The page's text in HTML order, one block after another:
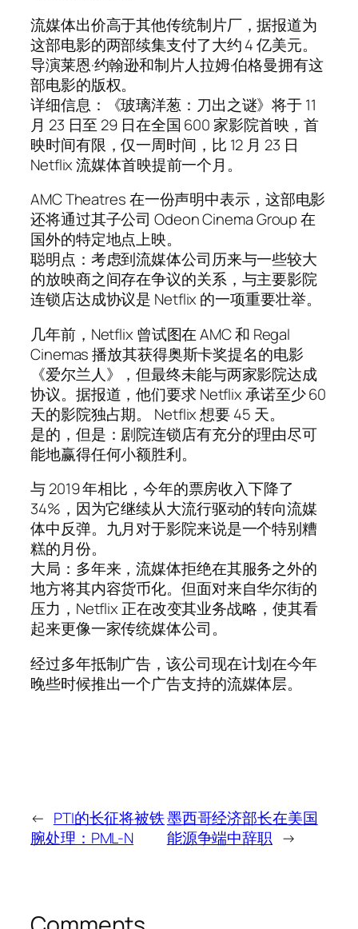
流媒体出价高于其他传统制片厂，据报道为
这部电影的两部续集支付了大约 4 亿美元。
导演莱恩·约翰逊和制片人拉姆·伯格曼拥有这
部电影的版权。
详细信息：《玻璃洋葱：刀出之谜》将于 11
月 23 日至 29 日在全国 600 家影院首映，首
映时间有限，仅一周时间，比 12 月 23 日
Netflix 流媒体首映提前一个月。
AMC Theatres 在一份声明中表示，这部电影
还将通过其子公司 Odeon Cinema Group 在
国外的特定地点上映。
聪明点：考虑到流媒体公司历来与一些较大
的放映商之间存在争议的关系，与主要影院
连锁店达成协议是 Netflix 的一项重要壮举。
几年前，Netflix 曾试图在 AMC 和 Regal
Cinemas 播放其获得奥斯卡奖提名的电影
《爱尔兰人》，但最终未能与两家影院达成
协议。据报道，他们要求 Netflix 承诺至少 60
天的影院独占期。 Netflix 想要 45 天。
是的，但是：剧院连锁店有充分的理由尽可
能地赢得任何小额胜利。
与 2019 年相比，今年的票房收入下降了
34%，因为它继续从大流行驱动的转向流媒
体中反弹。九月对于影院来说是一个特别糟
糕的月份。
大局：多年来，流媒体拒绝在其服务之外的
地方将其内容货币化。但面对来自华尔街的
压力，Netflix 正在改变其业务战略，使其看
起来更像一家传统媒体公司。
经过多年抵制广告，该公司现在计划在今年
晚些时候推出一个广告支持的流媒体层。
← PTI的长征将被铁
腕处理：PML-N
墨西哥经济部长在美国
能源争端中辞职 →